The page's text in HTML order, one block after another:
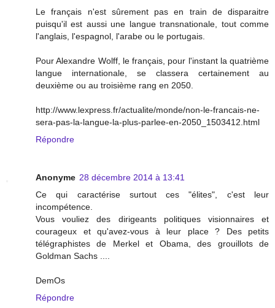
Le français n'est sûrement pas en train de disparaitre
puisqu'il est aussi une langue transnationale, tout comme
l'anglais, l'espagnol, l'arabe ou le portugais.
Pour Alexandre Wolff, le français, pour l'instant la quatrième
langue internationale, se classera certainement au
deuxième ou au troisième rang en 2050.
http://www.lexpress.fr/actualite/monde/non-le-francais-ne-
sera-pas-la-langue-la-plus-parlee-en-2050_1503412.html
Répondre
Anonyme 28 décembre 2014 à 13:41
Ce qui caractérise surtout ces "élites", c'est leur
incompétence.
Vous vouliez des dirigeants politiques visionnaires et
courageux et qu'avez-vous à leur place ? Des petits
télégraphistes de Merkel et Obama, des grouillots de
Goldman Sachs ....
DemOs
Répondre